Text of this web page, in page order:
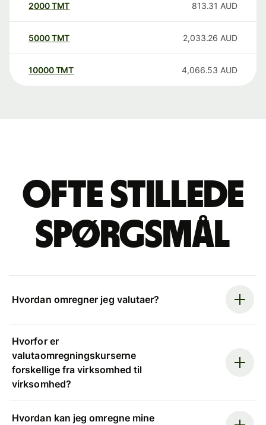
2000TMT 813.31 AUD
5000TMT 2,033.26 AUD
10000 TMT 4,066.53 AUD
Ofte stillede
spørgsmål
Hvordan omregner jeg valutaer?
Hvorfor er
valutaomregningskurserne
forskellige fra virksomhed til
virksomhed?
Hvordan kan jeg omregne mine